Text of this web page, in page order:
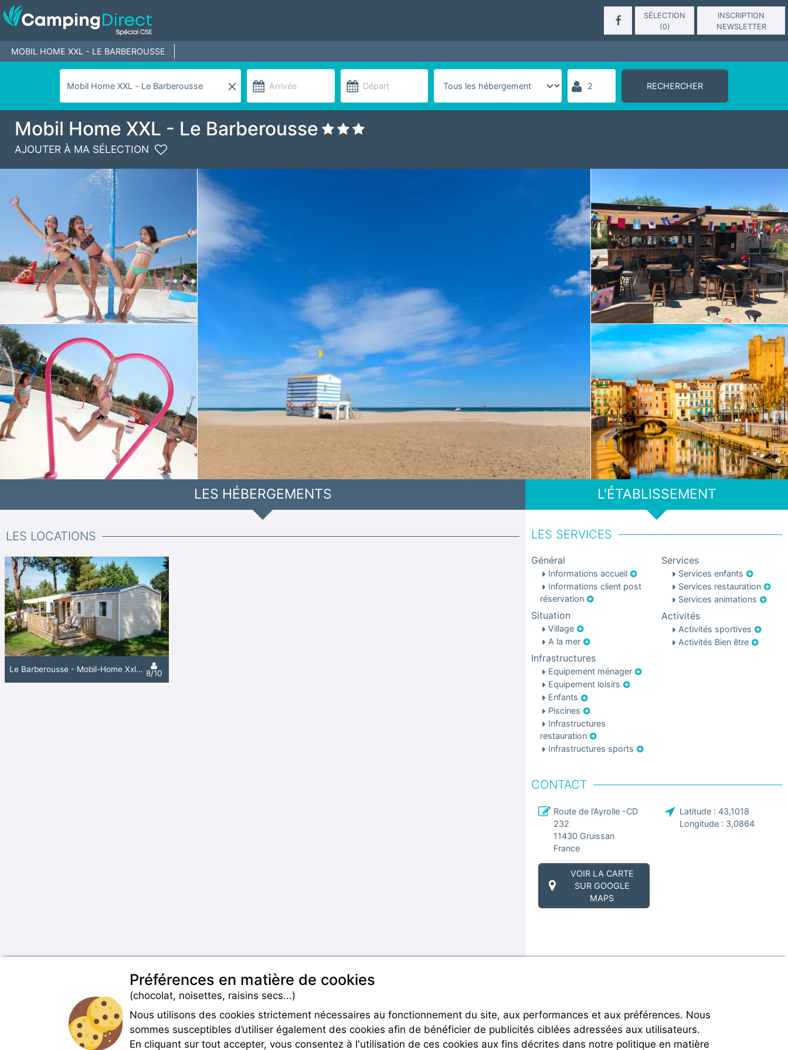
SÉLECTION
(0)
INSCRIPTION
NEWSLETTER
MOBIL HOME XXL - LE BARBEROUSSE
RECHERCHER
Mobil Home XXL - Le Barberousse
AJOUTER À MA SÉLECTION
L'ÉTABLISSEMENT
LES SERVICES
Général
Informations accueil
Informations client post
réservation
Situation
Village
A la mer
Infrastructures
Equipement ménager
Equipement loisirs
Enfants
Piscines
Infrastructures
restauration
Infrastructures sports
Services
Services enfants
Services restauration
Services animations
Activités
Activités sportives
Activités Bien être
CONTACT
Route de l’Ayrolle -CD
232
11430 Gruissan
France
Latitude : 43,1018
Longitude : 3,0864
VOIR LA CARTE
SUR GOOGLE
MAPS
LES HÉBERGEMENTS
LES LOCATIONS
Le Barberousse - Mobil-Home Xxl - 37 M² - 4 Chambres - 1 Salle De Bain - 1 Wc 8/10
Rejoignez-nous
Préférences en matière de cookies
(chocolat, noisettes, raisins secs...)
Nous utilisons des cookies strictement nécessaires au fonctionnement du site, aux performances et aux préférences. Nous
sommes susceptibles d’utiliser également des cookies afin de bénéficier de publicités ciblées adressées aux utilisateurs.
En cliquant sur tout accepter, vous consentez à l'utilisation de ces cookies aux fins décrites dans notre politique en matière